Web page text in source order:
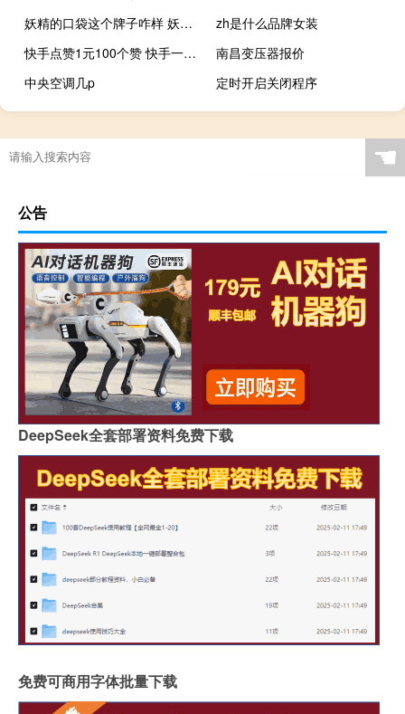
妖精的口袋这个牌子咋样 妖精的口袋官方旗舰店
zh是什么品牌女装
快手点赞1元100个赞 快手一块钱100个
南昌变压器报价
中央空调几p
定时开启关闭程序
☚
公告
DeepSeek全套部署资料免费下载
免费可商用字体批量下载